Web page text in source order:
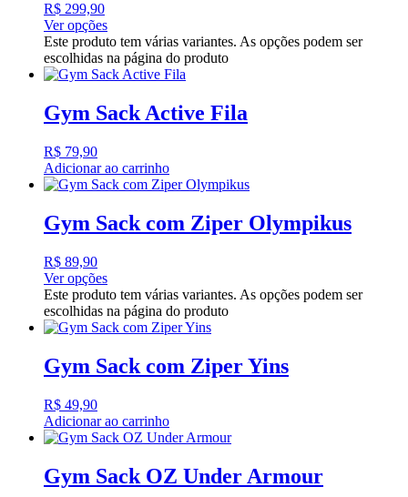
R$ 299,90
Ver opções
Este produto tem várias variantes. As opções podem ser
escolhidas na página do produto
Gym Sack Active Fila
R$ 79,90
Adicionar ao carrinho
Gym Sack com Ziper Olympikus
R$ 89,90
Ver opções
Este produto tem várias variantes. As opções podem ser
escolhidas na página do produto
Gym Sack com Ziper Yins
R$ 49,90
Adicionar ao carrinho
Gym Sack OZ Under Armour